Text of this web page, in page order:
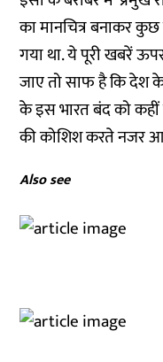
का मानचित्र बनाकर कुछ
गया था. ये पूरी खबरें
जाए तो साफ है कि देश
के इस भारत बंद को
की कोशिश करते नजर
Also see